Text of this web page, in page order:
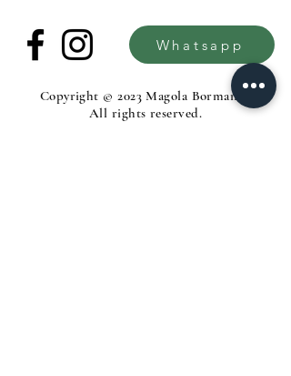
Whatsapp
Copyright © 2023 Magola Borman®.
All rights reserved.